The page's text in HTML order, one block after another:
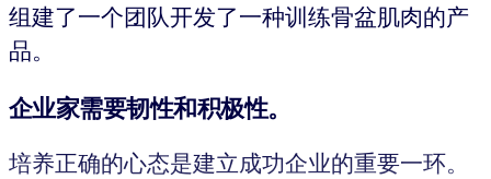
组建了一个团队开发了一种训练骨盆肌肉的产
品。
企业家需要韧性和积极性。
培养正确的心态是建立成功企业的重要一环。